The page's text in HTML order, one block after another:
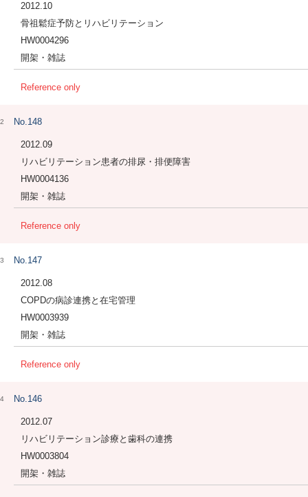
2012.10
骨祖鬆症予防とリハビリテーション
HW0004296
開架・雑誌
Reference only
2 No.148
2012.09
リハビリテーション患者の排尿・排便障害
HW0004136
開架・雑誌
Reference only
3 No.147
2012.08
COPDの病診連携と在宅管理
HW0003939
開架・雑誌
Reference only
4 No.146
2012.07
リハビリテーション診療と歯科の連携
HW0003804
開架・雑誌